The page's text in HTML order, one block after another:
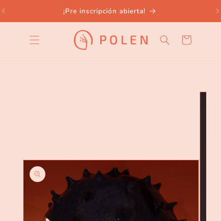
directamente
al contenido
¡Pre inscripción abierta!
Carrito